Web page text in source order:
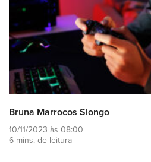
Bruna Marrocos Slongo
10/11/2023 às 08:00
6 mins. de leitura